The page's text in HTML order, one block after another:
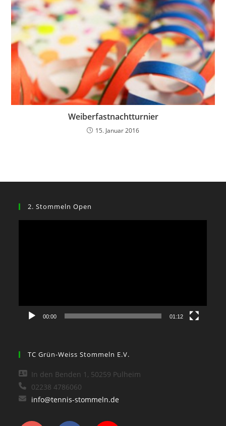
Weiberfastnachtturnier
15. Januar 2016
2. Stommeln Open
00:00 01:12
TC Grün-Weiss Stommeln E.V.
In den Benden 1, 50259 Pulheim
02238 4786060
info@tennis-stommeln.de